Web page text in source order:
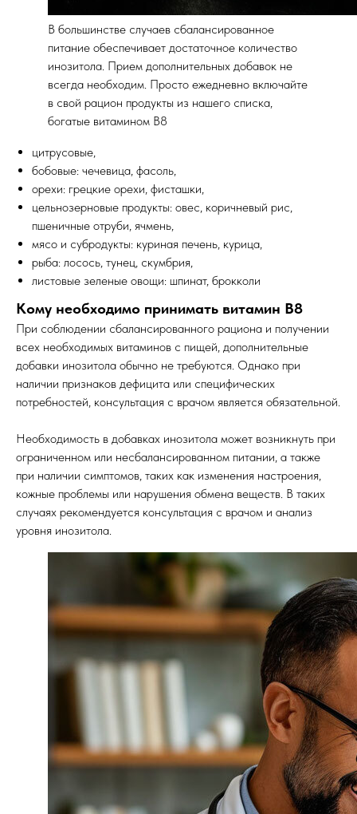
В большинстве случаев сбалансированное
питание обеспечивает достаточное количество
инозитола. Прием дополнительных добавок не
всегда необходим. Просто ежедневно включайте
в свой рацион продукты из нашего списка,
богатые витамином B8
цитрусовые,
бобовые: чечевица, фасоль,
орехи: грецкие орехи, фисташки,
цельнозерновые продукты: овес, коричневый рис,
пшеничные отруби, ячмень,
мясо и субродукты: куриная печень, курица,
рыба: лосось, тунец, скумбрия,
листовые зеленые овощи: шпинат, брокколи
Кому необходимо принимать витамин B8
При соблюдении сбалансированного рациона и получении
всех необходимых витаминов с пищей, дополнительные
добавки инозитола обычно не требуются. Однако при
наличии признаков дефицита или специфических
потребностей, консультация с врачом является обязательной.
Необходимость в добавках инозитола может возникнуть при
ограниченном или несбалансированном питании, а также
при наличии симптомов, таких как изменения настроения,
кожные проблемы или нарушения обмена веществ. В таких
случаях рекомендуется консультация с врачом и анализ
уровня инозитола.